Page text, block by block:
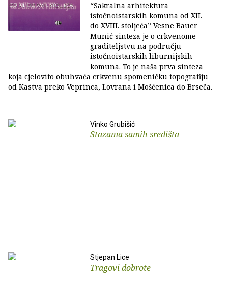
“Sakralna arhitektura
istočnoistarskih komuna od XII.
do XVIII. stoljeća” Vesne Bauer
Munić sinteza je o crkvenome
graditeljstvu na području
istočnoistarskih liburnijskih
komuna. To je naša prva sinteza
koja cjelovito obuhvaća crkvenu spomeničku topografiju
od Kastva preko Veprinca, Lovrana i Mošćenica do Brseča.
Vinko Grubišić
Stazama samih središta
Stjepan Lice
Tragovi dobrote